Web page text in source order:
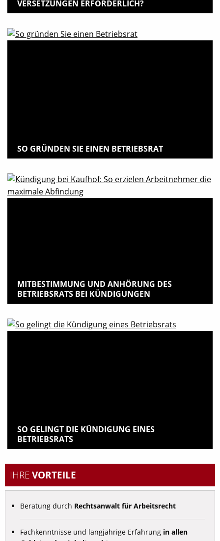
VERSETZUNGEN ERFORDERLICH?
SO GRÜNDEN SIE EINEN BETRIEBSRAT
MITBESTIMMUNG UND ANHÖRUNG DES
BETRIEBSRATS BEI KÜNDIGUNGEN
SO GELINGT DIE KÜNDIGUNG EINES
BETRIEBSRATS
IHREVORTEILE
Beratung durch Rechtsanwalt für Arbeitsrecht
Fachkenntnisse und langjährige Erfahrung in allen